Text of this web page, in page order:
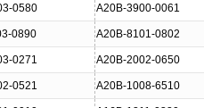
0580 A20B-3900-0061
0890 A20B-8101-0802
0271 A20B-2002-0650
0521 A20B-1008-6510